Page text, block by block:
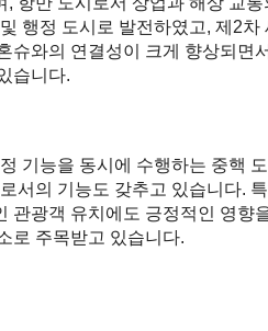
행정 도시로 발전하였고, 제2
슈와의 연결성이 크게 향상되면
습니다.
기능을 동시에 수행하는 중핵
서의 기능도 갖추고 있습니다.
광객 유치에도 긍정적인 영향
로 주목받고 있습니다.